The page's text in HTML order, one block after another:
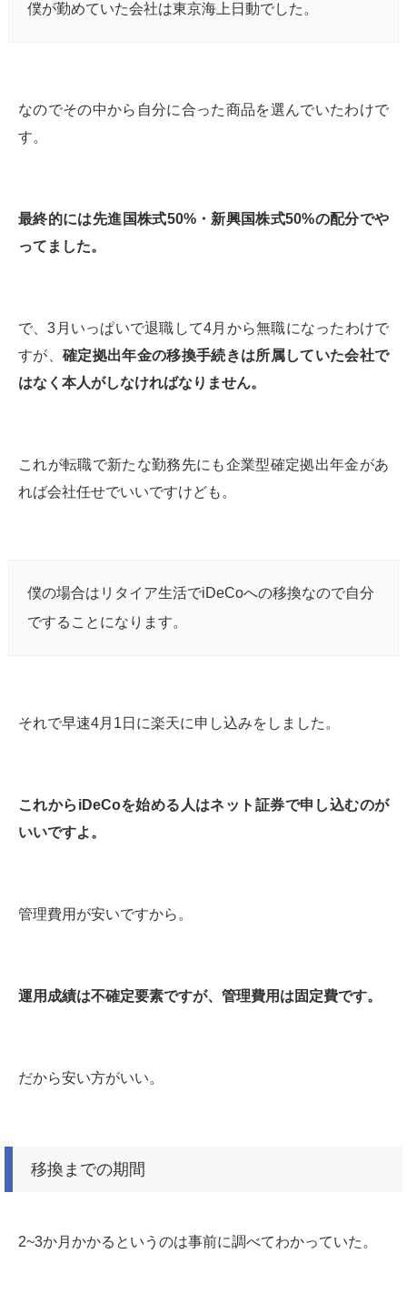
僕が勤めていた会社は東京海上日動でした。
なのでその中から自分に合った商品を選んでいたわけで
す。
最終的には先進国株式50%・新興国株式50%の配分でや
ってました。
で、3月いっぱいで退職して4月から無職になったわけで
すが、 確定拠出年金の移換手続きは所属していた会社で
はなく本人がしなければなりません。
これが転職で新たな勤務先にも企業型確定拠出年金があ
れば会社任せでいいですけども。
僕の場合はリタイア生活でiDeCoへの移換なので自分
ですることになります。
それで早速4月1日に楽天に申し込みをしました。
これからiDeCoを始める人はネット証券で申し込むのが
いいですよ。
管理費用が安いですから。
運用成績は不確定要素ですが、管理費用は固定費です。
だから安い方がいい。
移換までの期間
2~3か月かかるというのは事前に調べてわかっていた。